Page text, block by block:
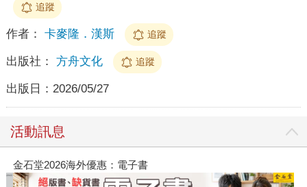
追蹤
作者： 卡麥隆．漢斯 追蹤
出版社： 方舟文化 追蹤
出版日： 2026/05/27
活動訊息
春光ｘ奇幻基地｜全書系展